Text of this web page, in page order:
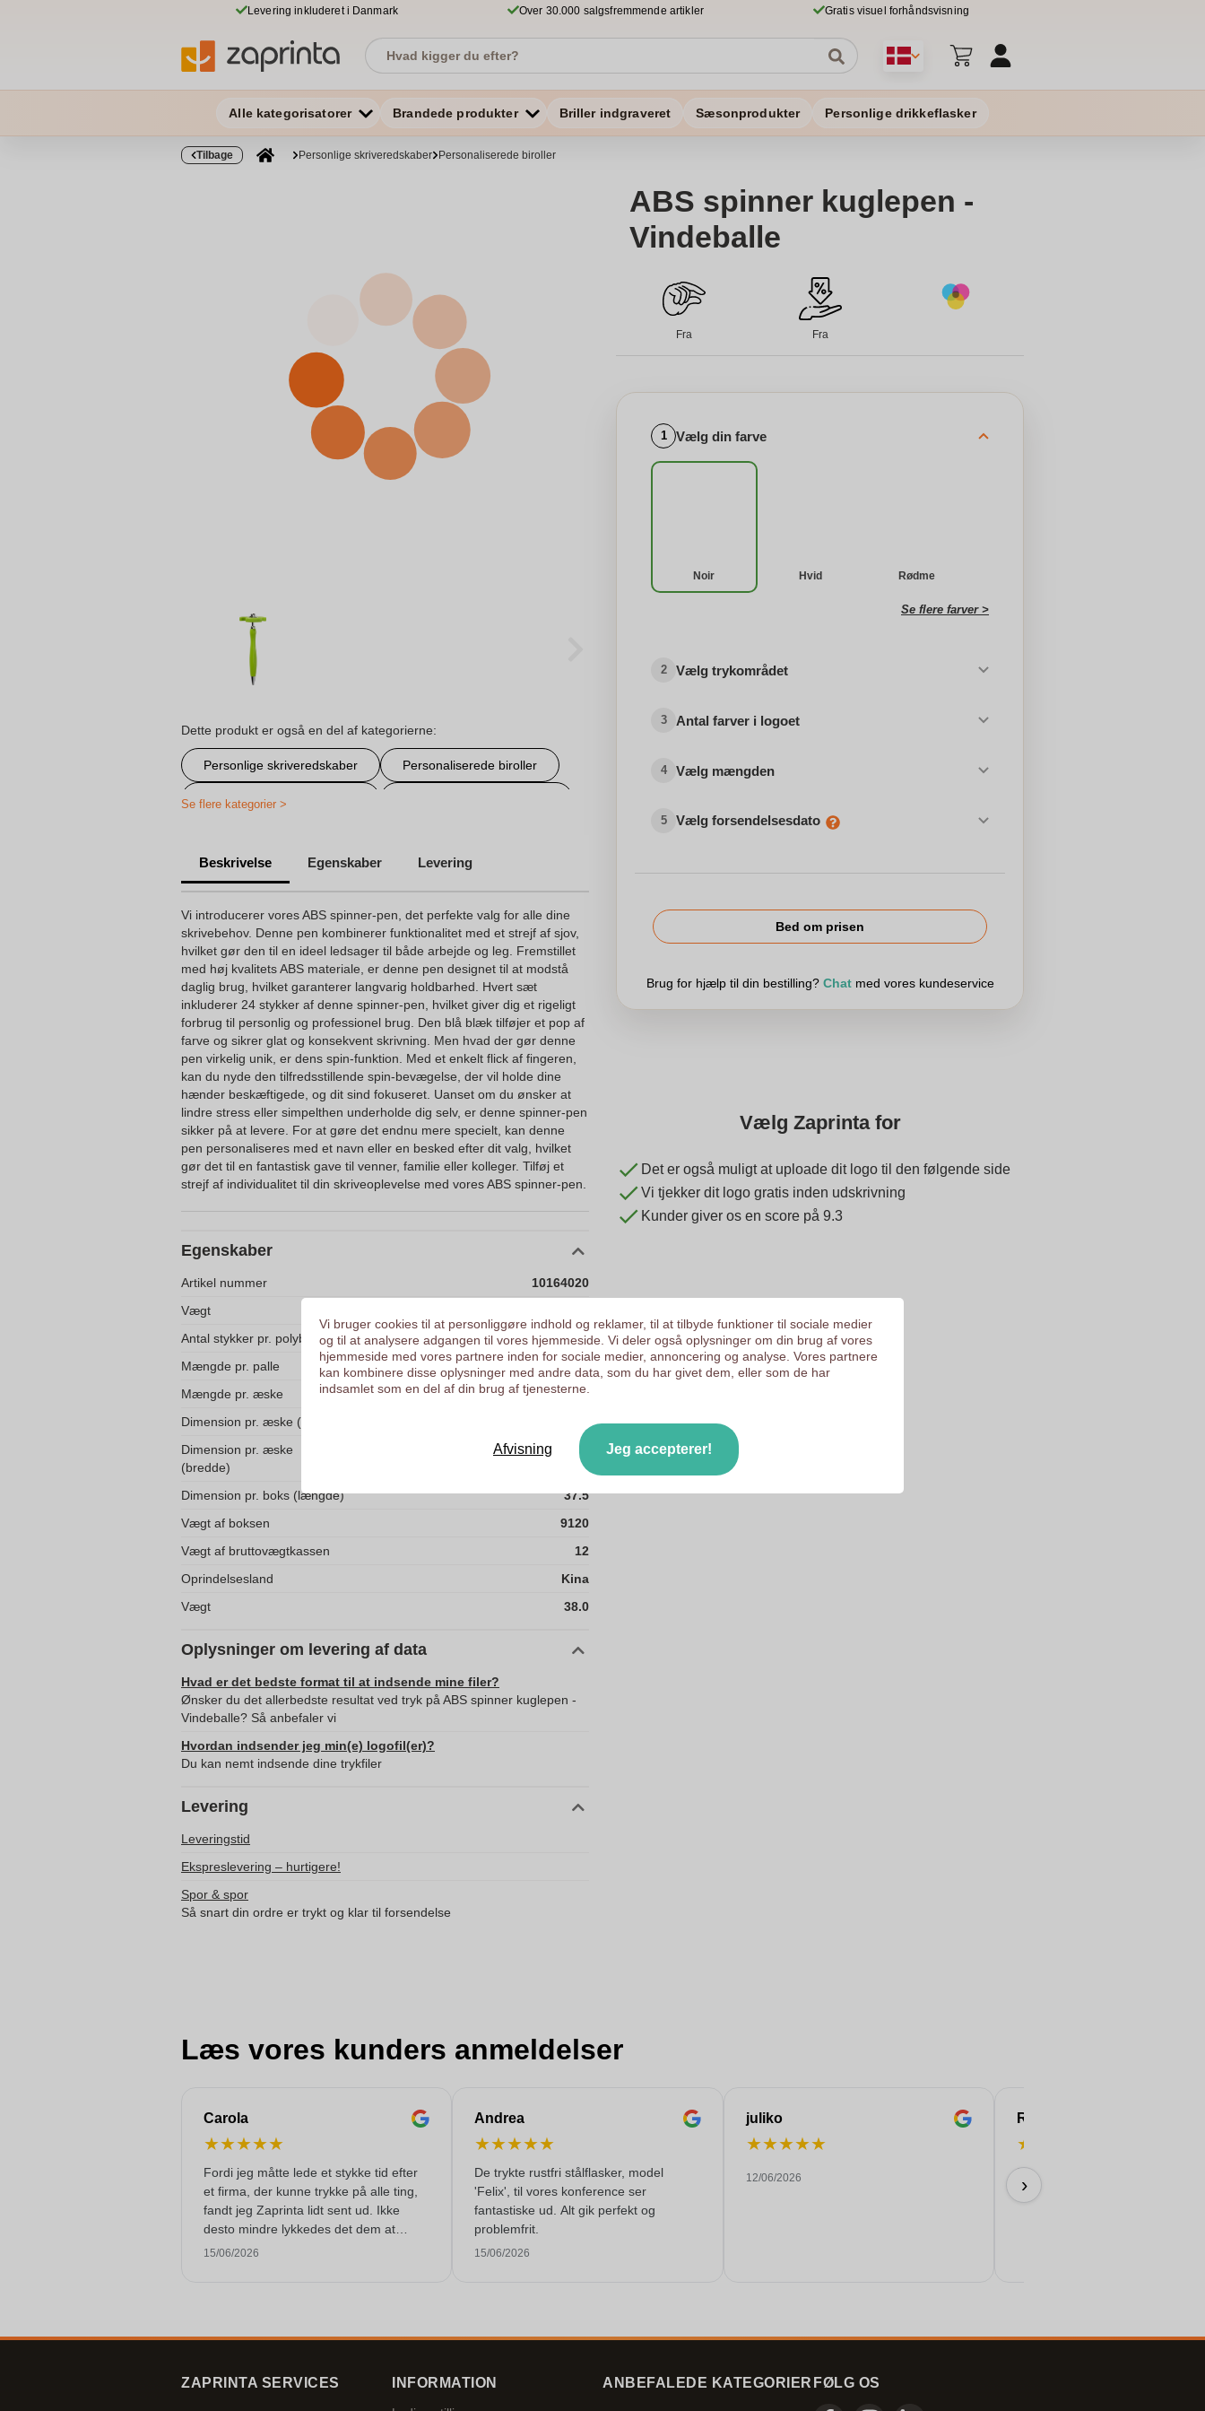
Levering inkluderet i Danmark Over 30.000 salgsfremmende artikler Gratis visuel forhåndsvisning
Alle kategorisatorer Brandede produkter Briller indgraveret Sæsonprodukter Personlige drikkeflasker
Tilbage Personlige skriveredskaber Personaliserede biroller
Dette produkt er også en del af kategorierne:
Personlige skriveredskaber Personaliserede biroller
Sjove kuglepenne med tryk
Se flere kategorier >
Beskrivelse Egenskaber Levering
Vi introducerer vores ABS spinner-pen, det perfekte valg for alle dine
skrivebehov. Denne pen kombinerer funktionalitet med et strejf af sjov,
hvilket gør den til en ideel ledsager til både arbejde og leg. Fremstillet
med høj kvalitets ABS materiale, er denne pen designet til at modstå
daglig brug, hvilket garanterer langvarig holdbarhed. Hvert sæt
inkluderer 24 stykker af denne spinner-pen, hvilket giver dig et rigeligt
forbrug til personlig og professionel brug. Den blå blæk tilføjer et pop af
farve og sikrer glat og konsekvent skrivning. Men hvad der gør denne
pen virkelig unik, er dens spin-funktion. Med et enkelt flick af fingeren,
kan du nyde den tilfredsstillende spin-bevægelse, der vil holde dine
hænder beskæftigede, og dit sind fokuseret. Uanset om du ønsker at
lindre stress eller simpelthen underholde dig selv, er denne spinner-pen
sikker på at levere. For at gøre det endnu mere specielt, kan denne
pen personaliseres med et navn eller en besked efter dit valg, hvilket
gør det til en fantastisk gave til venner, familie eller kolleger. Tilføj et
strejf af individualitet til din skriveoplevelse med vores ABS spinner-pen.
Egenskaber
Artikel nummer
10164020
Vægt
Antal stykker pr. polybag
true
Mængde pr. palle
4800
Mængde pr. æske
240
Dimension pr. æske (højde)
Dimension pr. æske
(bredde)
32.5
Dimension pr. boks (længde)
37.5
Vægt af boksen
9120
Vægt af bruttovægtkassen
12
Oprindelsesland
Kina
Vægt
38.0
Oplysninger om levering af data
Hvad er det bedste format til at indsende mine filer?
Ønsker du det allerbedste resultat ved tryk på ABS spinner kuglepen -
Vindeballe? Så anbefaler vi
Hvordan indsender jeg min(e) logofil(er)?
Du kan nemt indsende dine trykfiler
Levering
Leveringstid
Ekspreslevering – hurtigere!
Spor & spor
Så snart din ordre er trykt og klar til forsendelse
ABS spinner kuglepen -
Vindeballe
Fra Fra
1 Vælg din farve
Noir Hvid Rødme
Se flere farver >
2 Vælg trykområdet
3 Antal farver i logoet
4 Vælg mængden
5 Vælg forsendelsesdato
Bed om prisen
Brug for hjælp til din bestilling? Chatmed vores kundeservice
Vælg Zaprinta for
Det er også muligt at uploade dit logo til den følgende side
Vi tjekker dit logo gratis inden udskrivning
Kunder giver os en score på 9.3
Læs vores kunders anmeldelser
Carola
★★★★★
Fordi jeg måtte lede et stykke tid efter
et firma, der kunne trykke på alle ting,
fandt jeg Zaprinta lidt sent ud. Ikke
desto mindre lykkedes det dem at
levere 250 smukt trykte emaljkrus til
15/06/2026
Andrea
★★★★★
De trykte rustfri stålflasker, model
'Felix', til vores konference ser
fantastiske ud. Alt gik perfekt og
problemfrit.
15/06/2026
juliko
★★★★★
12/06/2026
ROBERT
★
Perfektionere!
11/06/2026
›
ZAPRINTA SERVICES INFORMATION ANBEFALEDE KATEGORIER FØLG OS
Vi bruger cookies til at personliggøre indhold og reklamer, til at tilbyde funktioner til sociale medier
og til at analysere adgangen til vores hjemmeside. Vi deler også oplysninger om din brug af vores
hjemmeside med vores partnere inden for sociale medier, annoncering og analyse. Vores partnere
kan kombinere disse oplysninger med andre data, som du har givet dem, eller som de har
indsamlet som en del af din brug af tjenesterne.
Afvisning Jeg accepterer!